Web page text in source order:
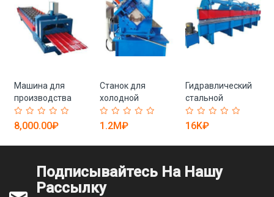
Машина для
производства
прочной
глазурованной
18080354)
8,000.00₽
Станок для
холодной
прокатки
стальных рам
(арт. 25-18080163)
1.2M₽
Гидравлический
стальной
трубогиб
высокого
18080323)
16K₽
Подписывайтесь На Нашу
Рассылку